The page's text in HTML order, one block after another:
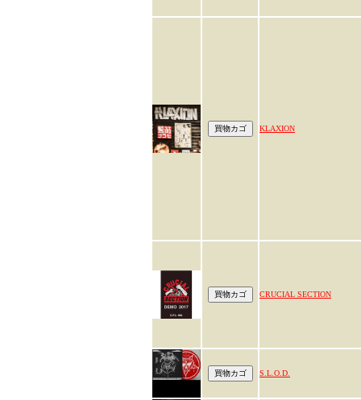
KLAXION
CRUCIAL SECTION
S.L.O.D.